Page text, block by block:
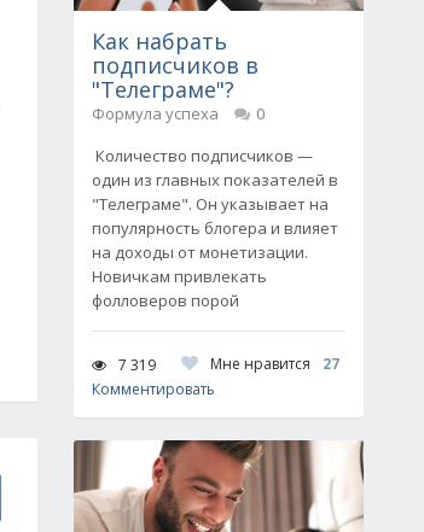
Как набрать
подписчиков в
"Телеграме"?
Формула успеха
0
Количество подписчиков —
один из главных показателей в
"Телеграме". Он указывает на
популярность блогера и влияет
на доходы от монетизации.
Новичкам привлекать
фолловеров порой
7 319 Мне нравится
27
Комментировать